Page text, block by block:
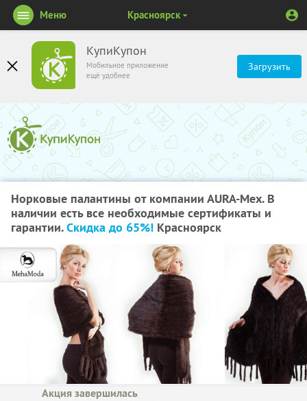
КупиКупон
Мобильное приложение
ещё удобнее
Загрузить
Меню Красноярск
Норковые палантины от компании АURA-Мех. В
наличии есть все необходимые сертификаты и
гарантии.Скидка до 65%! Красноярск
Акция завершилась